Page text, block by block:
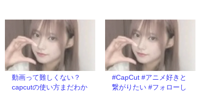
動画って難しくない？
capcutの使い方まだわか
#CapCut #アニメ好きと
繋がりたい #フォローし